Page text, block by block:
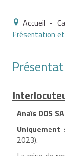
Accueil -
Présentation
Anaïs DOS
Uniquement
2023).